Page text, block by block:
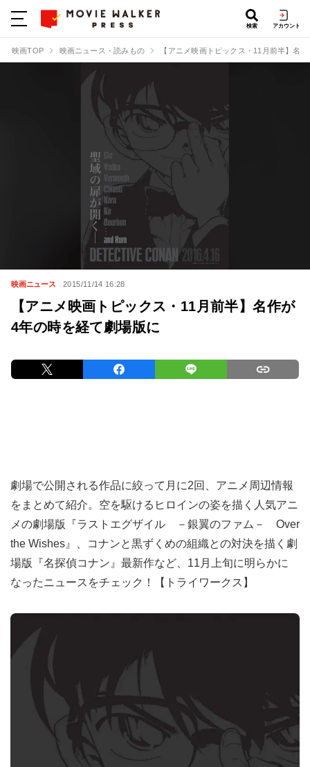
検索 アカウント
映画TOP 映画ニュース・読みもの 【アニメ映画トピックス・11月前半】名
映画ニュース 2015/11/14 16:28
【アニメ映画トピックス・11月前半】名作が
4年の時を経て劇場版に
劇場で公開される作品に絞って月に2回、アニメ周辺情報
をまとめて紹介。空を駆けるヒロインの姿を描く人気アニ
メの劇場版『ラストエグザイル －銀翼のファム－ Over
the Wishes』、コナンと黒ずくめの組織との対決を描く劇
場版『名探偵コナン』最新作など、11月上旬に明らかに
なったニュースをチェック！【トライワークス】